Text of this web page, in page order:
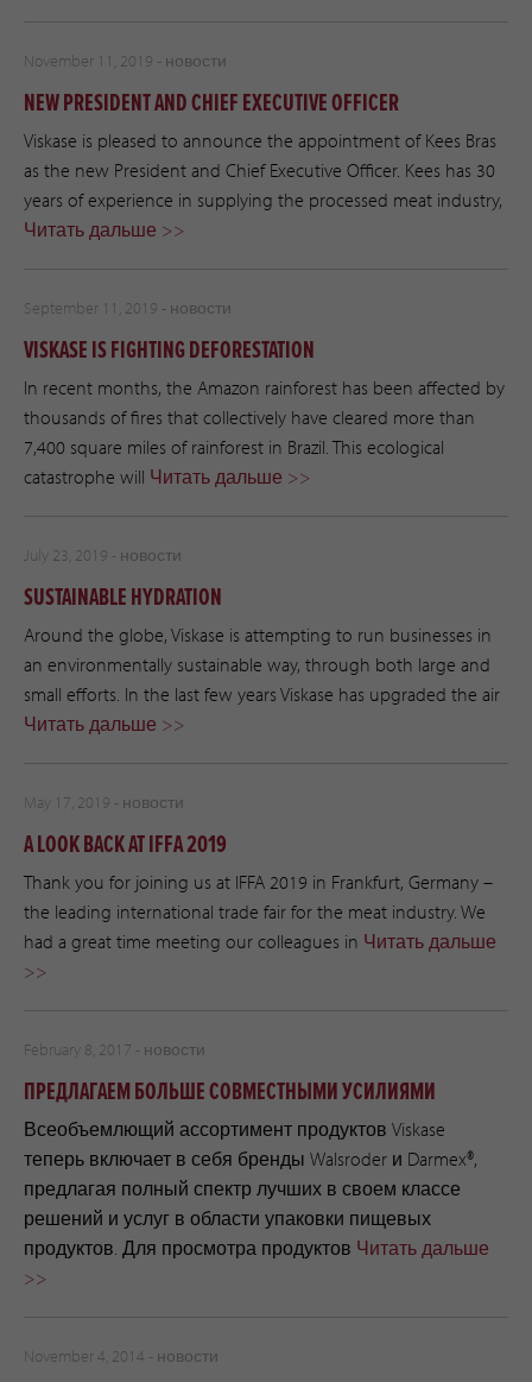
November 11, 2019 - новости
NEW PRESIDENT AND CHIEF EXECUTIVE OFFICER
Viskase is pleased to announce the appointment of Kees Bras
as the new President and Chief Executive Officer. Kees has 30
years of experience in supplying the processed meat industry,
Читать дальше >>
September 11, 2019 - новости
VISKASE IS FIGHTING DEFORESTATION
In recent months, the Amazon rainforest has been affected by
thousands of fires that collectively have cleared more than
7,400 square miles of rainforest in Brazil. This ecological
catastrophe will Читать дальше >>
July 23, 2019 - новости
SUSTAINABLE HYDRATION
Around the globe, Viskase is attempting to run businesses in
an environmentally sustainable way, through both large and
small efforts. In the last few years Viskase has upgraded the air
Читать дальше >>
May 17, 2019 - новости
A LOOK BACK AT IFFA 2019
Thank you for joining us at IFFA 2019 in Frankfurt, Germany –
the leading international trade fair for the meat industry. We
had a great time meeting our colleagues in Читать дальше
>>
February 8, 2017 - новости
ПРЕДЛАГАЕМ БОЛЬШЕ СОВМЕСТНЫМИ УСИЛИЯМИ
Всеобъемлющий ассортимент продуктов Viskase
теперь включает в себя бренды Walsroder и Darmex®,
предлагая полный спектр лучших в своем классе
решений и услуг в области упаковки пищевых
продуктов. Для просмотра продуктов Читать дальше
>>
November 4, 2014 - новости